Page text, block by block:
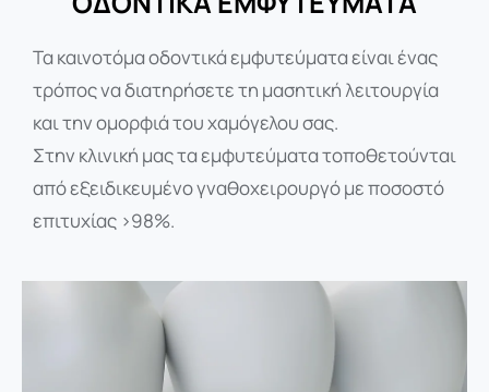
Τα καινοτόμα οδοντικά εμφυτεύματα είναι ένας
τρόπος να διατηρήσετε τη μασητική λειτουργία
και την ομορφιά του χαμόγελου σας.
Στην κλινική μας τα εμφυτεύματα τοποθετούνται
από εξειδικευμένο γναθοχειρουργό με ποσοστό
επιτυχίας >98%.